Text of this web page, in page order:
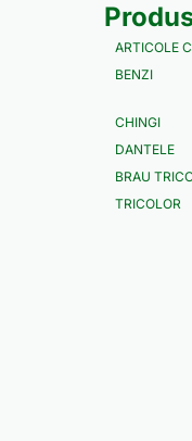
ARTICOLE
BENZI
CHINGI
DANTELE
BRAU
TRICOLOR